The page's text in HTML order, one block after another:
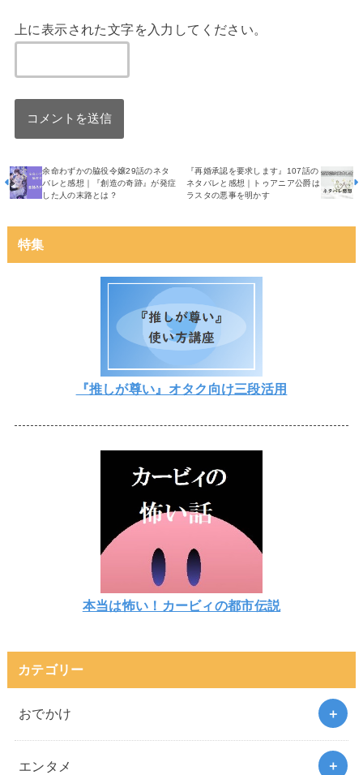
上に表示された文字を入力してください。
余命わずかの脇役令嬢29話のネタ
バレと感想｜『創造の奇跡』が発症
した人の末路とは？
『再婚承認を要求します』107話の
ネタバレと感想｜トゥアニア公爵は
ラスタの悪事を明かす
特集
『推しが尊い』オタク向け三段活用
本当は怖い！カービィの都市伝説
カテゴリー
おでかけ
エンタメ